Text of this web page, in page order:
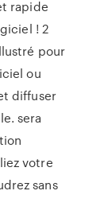
rapide
! 2
pour
ou
diffuser
sera
votre
sans